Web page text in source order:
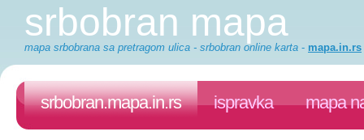
srbobran mapa
mapa srbobrana sa pretragom ulica - srbobran online karta - mapa.in.rs
srbobran.mapa.in.rs ispravka mapa